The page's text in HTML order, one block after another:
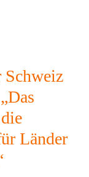
Schweiz
Länder